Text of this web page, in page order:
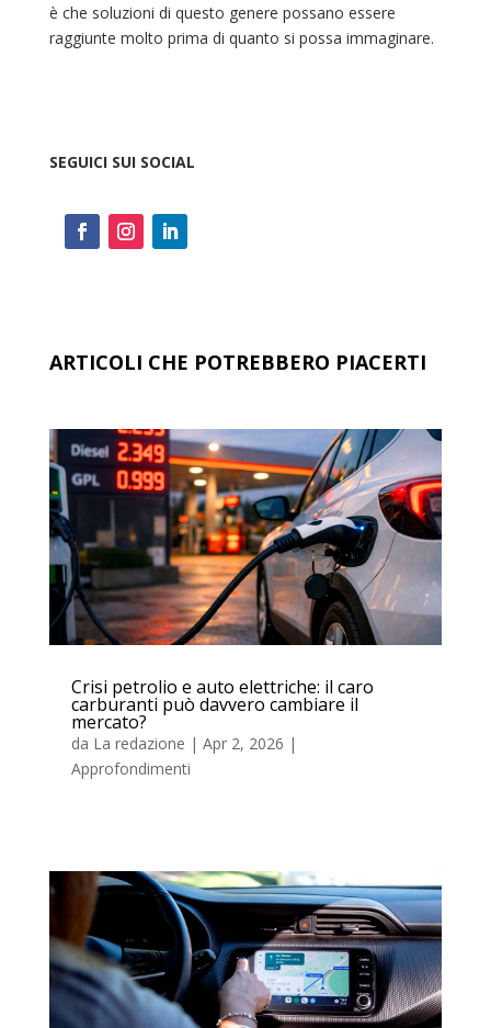
è che soluzioni di questo genere possano essere
raggiunte molto prima di quanto si possa immaginare.
SEGUICI SUI SOCIAL
ARTICOLI CHE POTREBBERO PIACERTI
Crisi petrolio e auto elettriche: il caro
carburanti può davvero cambiare il
mercato?
da La redazione | Apr 2, 2026 |
Approfondimenti